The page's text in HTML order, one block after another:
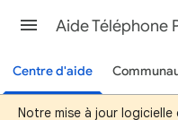
Aide Téléphone
Centre d'aide
Notre mise à jour